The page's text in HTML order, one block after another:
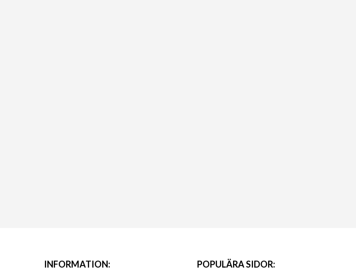
INFORMATION: POPULÄRA SIDOR: